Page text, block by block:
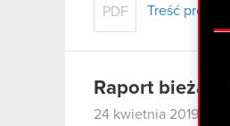
PDF Treść
Raport
24 kwietnia 2019